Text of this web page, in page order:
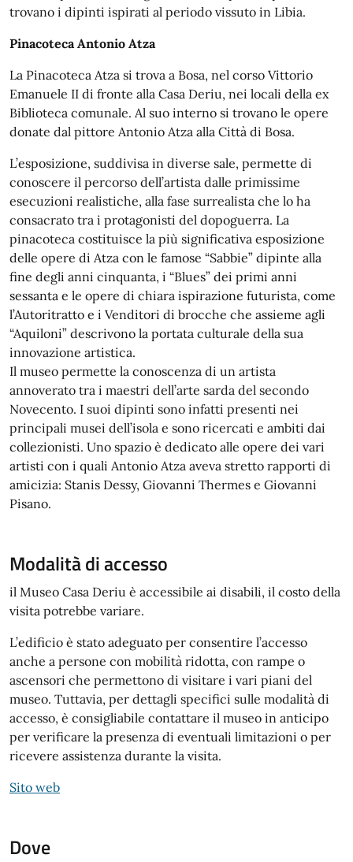
trovano i dipinti ispirati al periodo vissuto in Libia.
Pinacoteca Antonio Atza
La Pinacoteca Atza si trova a Bosa, nel corso Vittorio
Emanuele II di fronte alla Casa Deriu, nei locali della ex
Biblioteca comunale. Al suo interno si trovano le opere
donate dal pittore Antonio Atza alla Città di Bosa.
L’esposizione, suddivisa in diverse sale, permette di
conoscere il percorso dell’artista dalle primissime
esecuzioni realistiche, alla fase surrealista che lo ha
consacrato tra i protagonisti del dopoguerra. La
pinacoteca costituisce la più significativa esposizione
delle opere di Atza con le famose “Sabbie” dipinte alla
fine degli anni cinquanta, i “Blues” dei primi anni
sessanta e le opere di chiara ispirazione futurista, come
l’Autoritratto e i Venditori di brocche che assieme agli
“Aquiloni” descrivono la portata culturale della sua
innovazione artistica.
Il museo permette la conoscenza di un artista
annoverato tra i maestri dell’arte sarda del secondo
Novecento. I suoi dipinti sono infatti presenti nei
principali musei dell’isola e sono ricercati e ambiti dai
collezionisti. Uno spazio è dedicato alle opere dei vari
artisti con i quali Antonio Atza aveva stretto rapporti di
amicizia: Stanis Dessy, Giovanni Thermes e Giovanni
Pisano.
Modalità di accesso
il Museo Casa Deriu è accessibile ai disabili, il costo della
visita potrebbe variare.
L’edificio è stato adeguato per consentire l’accesso
anche a persone con mobilità ridotta, con rampe o
ascensori che permettono di visitare i vari piani del
museo. Tuttavia, per dettagli specifici sulle modalità di
accesso, è consigliabile contattare il museo in anticipo
per verificare la presenza di eventuali limitazioni o per
ricevere assistenza durante la visita.
Sito web
Dove